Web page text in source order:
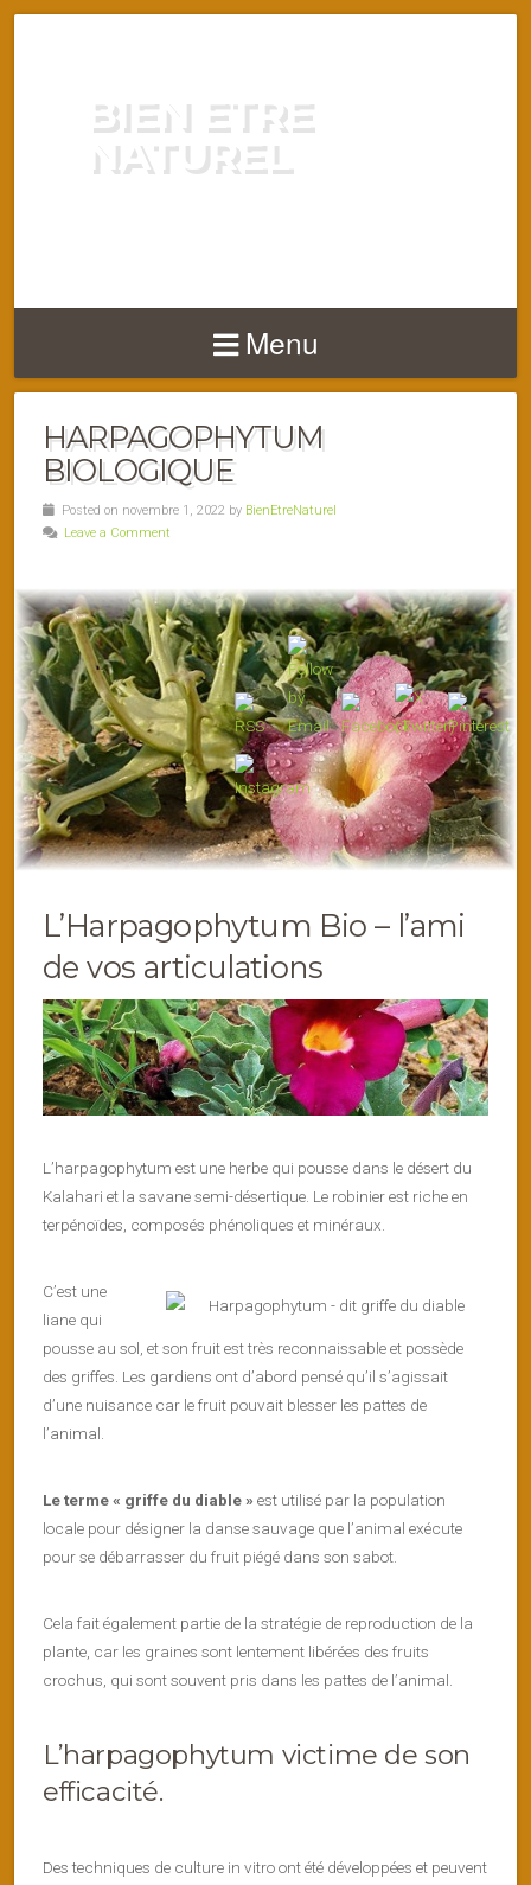
BIEN ETRE
NATUREL
Menu
HARPAGOPHYTUM
BIOLOGIQUE
Posted on novembre 1, 2022 by BienEtreNaturel
Leave a Comment
L’Harpagophytum Bio – l’ami
de vos articulations
L’harpagophytum est une herbe qui pousse dans le désert du
Kalahari et la savane semi-désertique. Le robinier est riche en
terpénoïdes, composés phénoliques et minéraux.
C’est une
liane qui
pousse au sol, et son fruit est très reconnaissable et possède
des griffes. Les gardiens ont d’abord pensé qu’il s’agissait
d’une nuisance car le fruit pouvait blesser les pattes de
l’animal.
Le terme « griffe du diable » est utilisé par la population
locale pour désigner la danse sauvage que l’animal exécute
pour se débarrasser du fruit piégé dans son sabot.
Cela fait également partie de la stratégie de reproduction de la
plante, car les graines sont lentement libérées des fruits
crochus, qui sont souvent pris dans les pattes de l’animal.
L’harpagophytum victime de son
efficacité.
Des techniques de culture in vitro ont été développées et peuvent